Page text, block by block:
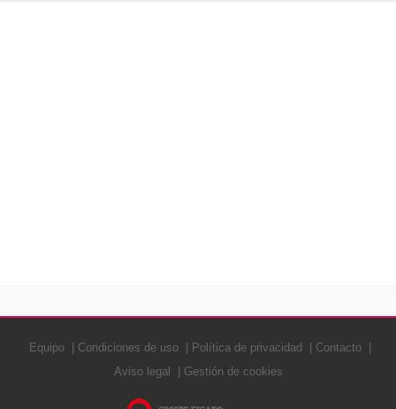
Equipo Condiciones de uso Política de privacidad
Contacto
Aviso legal
Gestión de cookies